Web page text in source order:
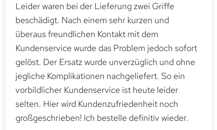
Leider waren bei der Lieferung zwei Griffe
beschädigt. Nach einem sehr kurzen und
überaus freundlichen Kontakt mit dem
Kundenservice wurde das Problem jedoch sofort
gelöst. Der Ersatz wurde unverzüglich und ohne
jegliche Komplikationen nachgeliefert. So ein
vorbildlicher Kundenservice ist heute leider
selten. Hier wird Kundenzufriedenheit noch
großgeschrieben! Ich bestelle definitiv wieder.